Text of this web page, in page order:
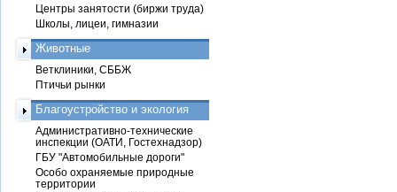
Центры занятости (биржи труда)
Школы, лицеи, гимназии
Животные
Ветклиники, СББЖ
Птичьи рынки
Благоустройство и экология
Административно-технические
инспекции (ОАТИ, Гостехнадзор)
ГБУ "Автомобильные дороги"
Особо охраняемые природные
территории